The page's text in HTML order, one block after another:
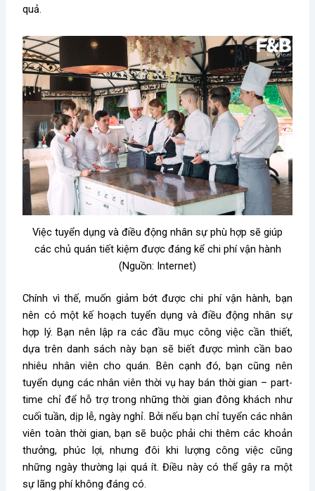
quả.
Việc tuyển dụng và điều động nhân sự phù hợp sẽ giúp
các chủ quán tiết kiệm được đáng kể chi phí vận hành
(Nguồn: Internet)
Chính vì thế, muốn giảm bớt được chi phí vận hành, bạn
nên có một kế hoạch tuyển dụng và điều động nhân sự
hợp lý. Bạn nên lập ra các đầu mục công việc cần thiết,
dựa trên danh sách này bạn sẽ biết được mình cần bao
nhiêu nhân viên cho quán. Bên cạnh đó, bạn cũng nên
tuyển dụng các nhân viên thời vụ hay bán thời gian – part-
time chỉ để hỗ trợ trong những thời gian đông khách như
cuối tuần, dịp lễ, ngày nghỉ. Bởi nếu bạn chỉ tuyển các nhân
viên toàn thời gian, bạn sẽ buộc phải chi thêm các khoản
thưởng, phúc lợi, nhưng đôi khi lượng công việc cũng
những ngày thường lại quá ít. Điều này có thể gây ra một
sự lãng phí không đáng có.